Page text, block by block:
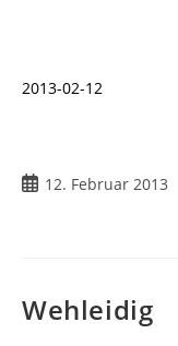
2013-02-12
12. Februar 2013
Wehleidig